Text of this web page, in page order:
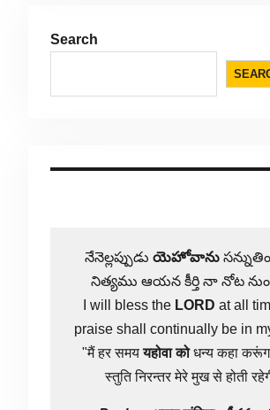
Search
నేనెల్లప్పుడుయెహోవాను
నిత్యము ఆయన కీర్తి నా నోట
I will bless the LORD at all
praise shall continually be in
"मैं हर समययहोवा कोधन्य कहा
स्तुति निरन्तर मेरे मुख से होती